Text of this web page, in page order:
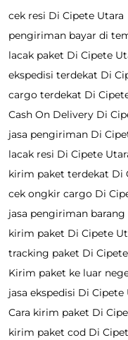
cek resi Di Cipete Utara
pengiriman bayar di
lacak paket Di Cipete
ekspedisi terdekat Di
cargo terdekat Di
Cash On Delivery Di
jasa pengiriman Di
lacak resi Di Cipete
kirim paket terdekat Di
cek ongkir cargo Di
jasa pengiriman
kirim paket Di Cipete
tracking paket Di
Kirim paket ke luar
jasa ekspedisi Di Cipete
Cara kirim paket Di
kirim paket cod Di